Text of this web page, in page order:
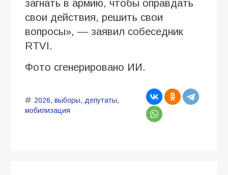
загнать в армию, чтобы оправдать
свои действия, решить свои
вопросы», — заявил собеседник
RTVI.
Фото сгенерировано ИИ.
2026, выборы, депутаты,
мобилизация